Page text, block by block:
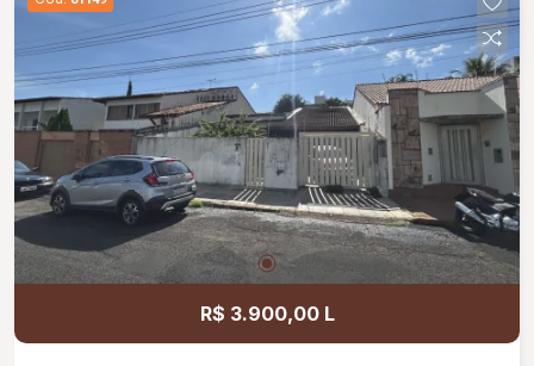
R$ 3.900,00 L